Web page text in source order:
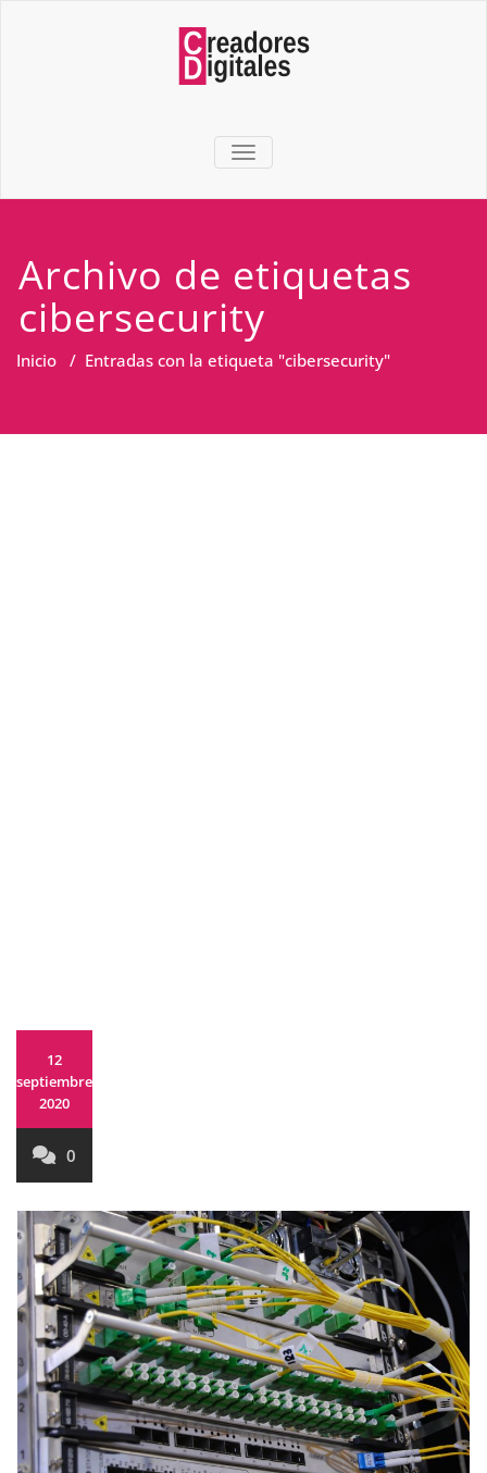
TOGGLE NAVIGATION
Archivo de etiquetas
cibersecurity
Inicio / Entradas con la etiqueta "cibersecurity"
12
septiembre,
2020
0